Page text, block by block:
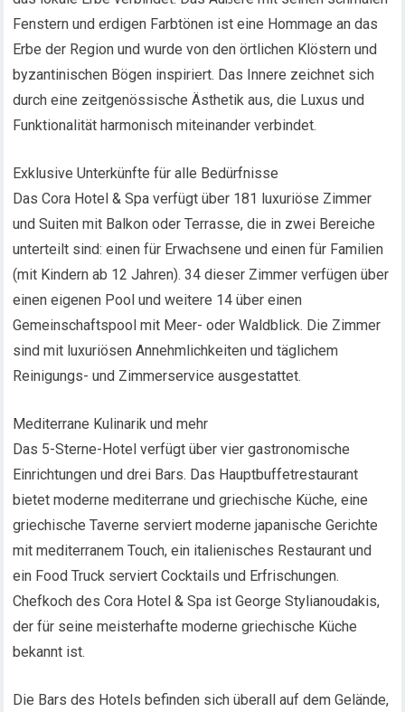
Fenstern und erdigen Farbtönen ist eine Hommage an das
Erbe der Region und wurde von den örtlichen Klöstern und
byzantinischen Bögen inspiriert. Das Innere zeichnet sich
durch eine zeitgenössische Ästhetik aus, die Luxus und
Funktionalität harmonisch miteinander verbindet.
Exklusive Unterkünfte für alle Bedürfnisse
Das Cora Hotel & Spa verfügt über 181 luxuriöse Zimmer
und Suiten mit Balkon oder Terrasse, die in zwei Bereiche
unterteilt sind: einen für Erwachsene und einen für Familien
(mit Kindern ab 12 Jahren). 34 dieser Zimmer verfügen über
einen eigenen Pool und weitere 14 über einen
Gemeinschaftspool mit Meer- oder Waldblick. Die Zimmer
sind mit luxuriösen Annehmlichkeiten und täglichem
Reinigungs- und Zimmerservice ausgestattet.
Mediterrane Kulinarik und mehr
Das 5-Sterne-Hotel verfügt über vier gastronomische
Einrichtungen und drei Bars. Das Hauptbuffetrestaurant
bietet moderne mediterrane und griechische Küche, eine
griechische Taverne serviert moderne japanische Gerichte
mit mediterranem Touch, ein italienisches Restaurant und
ein Food Truck serviert Cocktails und Erfrischungen.
Chefkoch des Cora Hotel & Spa ist George Stylianoudakis,
der für seine meisterhafte moderne griechische Küche
bekannt ist.
Die Bars des Hotels befinden sich überall auf dem Gelände,